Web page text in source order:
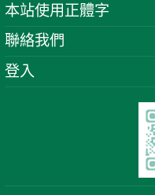
本站使用正體字
聯絡我們
登入